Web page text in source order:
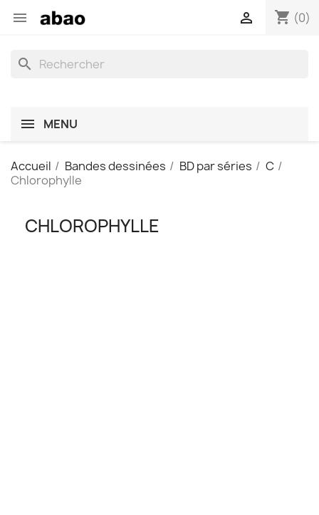
 shopping_cart (0)

search
MENU
Accueil Bandes dessinées BD par séries
C
Chlorophylle
CHLOROPHYLLE